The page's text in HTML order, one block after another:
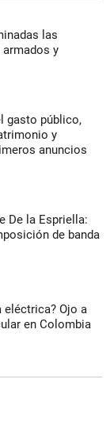
las
y
gasto público,
y
anuncios
De la Espriella:
de banda
eléctrica? Ojo a
en Colombia